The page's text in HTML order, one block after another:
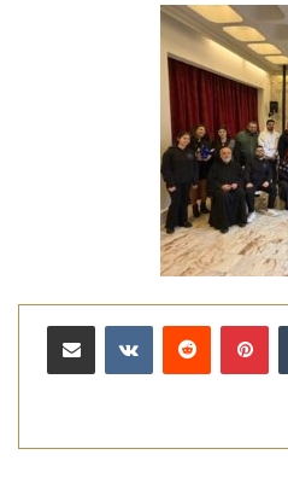
بينتيريست مشاركة عبر البريد